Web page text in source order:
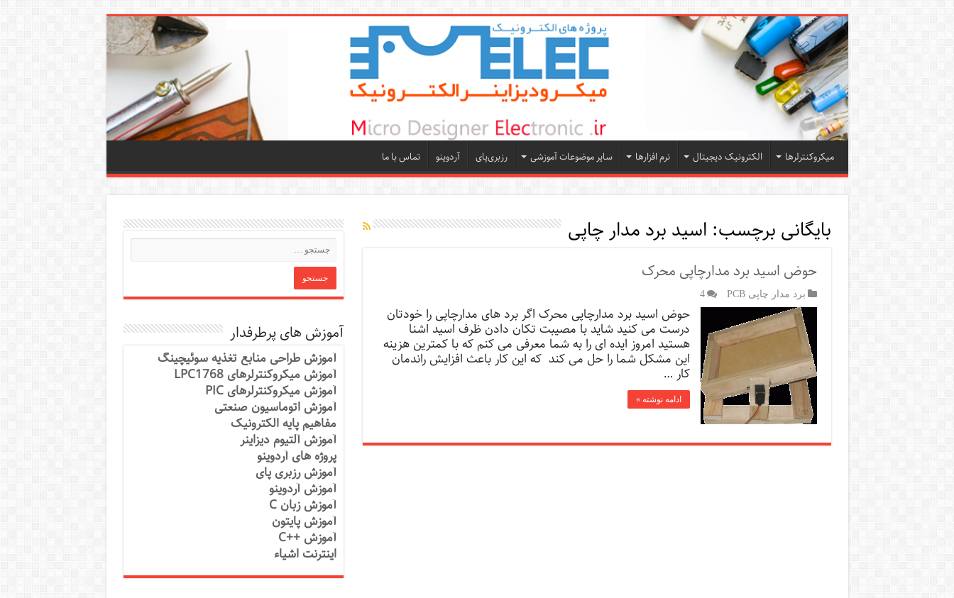
میکروکنترلرها الکترونیک دیجیتال نرم افزارها سایر موضوعات آموزشی رزبری‌پای آردوینو تماس با ما
بایگانی برچسب: اسید برد مدار چاپی
حوض اسید برد مدارچاپی محرک
برد مدار چاپی PCB 4
حوض اسید برد مدارچاپی محرک اگر برد های مدارچاپی را خودتان
درست می کنید شاید با مصیبت تکان دادن ظرف اسید اشنا
هستید امروز ایده ای را به شما معرفی می کنم که با کمترین هزینه
این مشکل شما را حل می کند که این کار باعث افزایش راندمان
کار …
ادامه نوشته »
آموزش های پرطرفدار
آموزش طراحی منابع تغذیه سوئیچینگ
آموزش میکروکنترلرهای LPC1768
آموزش میکروکنترلرهای PIC
آموزش اتوماسیون صنعتی
مفاهیم پایه الکترونیک
آموزش آلتیوم دیزاینر
پروژه های آردوینو
آموزش رزبری پای
آموزش آردوینو
آموزش زبان C
آموزش پایتون
آموزش ++C
اینترنت اشیاء